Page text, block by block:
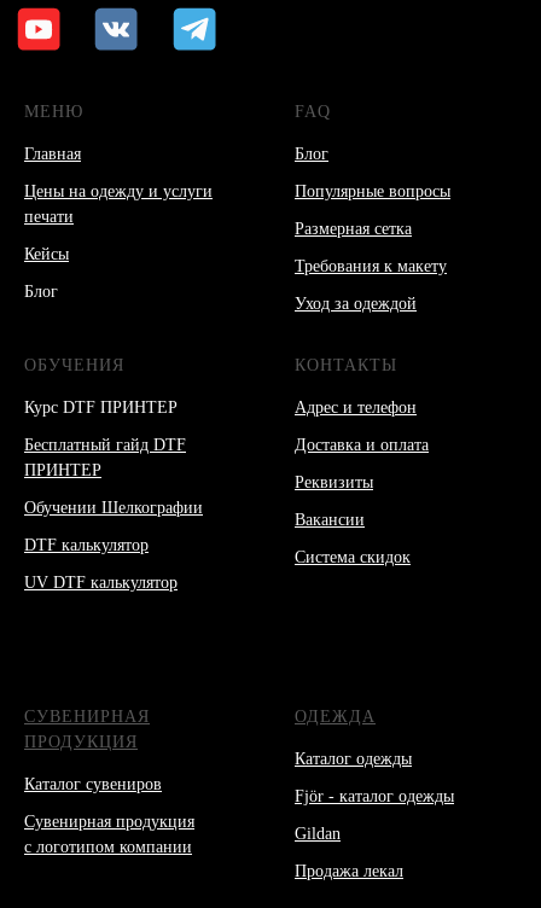
МЕНЮ
Главная
Цены на одежду и услуги
печати
Кейсы
Блог
FAQ
Блог
Популярные вопросы
Размерная сетка
Требования к макету
Уход за одеждой
ОБУЧЕНИЯ
Курс DTF ПРИНТЕР
Бесплатный гайд DTF
ПРИНТЕР
Обучении Шелкографии
DTF калькулятор
UV DTF калькулятор
КОНТАКТЫ
Адрес и телефон
Доставка и оплата
Реквизиты
Вакансии
Система скидок
СУВЕНИРНАЯ
ПРОДУКЦИЯ
Каталог сувениров
Сувенирная продукция
с логотипом компании
ОДЕЖДА
Каталог одежды
Fjör - каталог одежды
Gildan
Продажа лекал
Согласие на обработку персональных данных
© 2026 HEADCRAFT
информационный характер и ни при каких условиях